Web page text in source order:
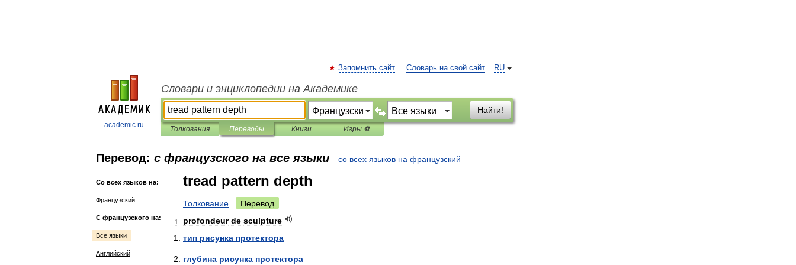
academic.ru
RU
Запомнить сайт Словарь на свой сайт
Словари и энциклопедии на Академике
Найти!
Толкования Переводы Книги Игры ⚽
Перевод: с французского на все языки со всех языков на французский
Со всех языков на:
Французский
С французского на:
Все языки
Английский
tread pattern depth
Толкование Перевод
1 profondeur de sculpture
тип рисунка протектора
глубина рисунка протектора